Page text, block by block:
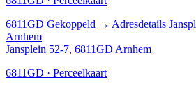
6811GD Gekoppeld → Adresdetails
Arnhem
Jansplein 52-7, 6811GD Arnhem
6811GD · Perceelkaart